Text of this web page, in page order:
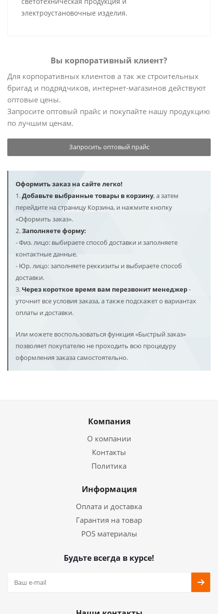
электроустановочные изделия.
Вы корпоративный клиент?
Для корпоративных клиентов а так же строительных
бригад и подрядчиков, интернет-магазинов действуют
оптовые цены.
Запросите оптовый прайс и покупайте нашу продукцию
по лучшим ценам.
Запросить оптовый прайс
Оформить заказ на сайте легко!
1.Добавьте выбранные товары в корзину, а затем
перейдите на страницу Корзина, и нажмите кнопку
«Оформить заказ».
2.Заполняете форму:
- Физ. лицо: выбираете способ доставки и заполняете
контактные данные.
- Юр. лицо: заполняете реккизиты и выбираете способ
доставки.
3.Через короткое время вам перезвонит менеджер-
уточнит все условия заказа, а также подскажет о вариантах
оплаты и доставки.
Или можете воспользоваться функция «Быстрый заказ»
позволяет покупателю не проходить всю процедуру
оформления заказа самостоятельно.
Компания
О компании
Контакты
Политика
Информация
Оплата и доставка
Гарантия на товар
POS материалы
Будьте всегда в курсе!